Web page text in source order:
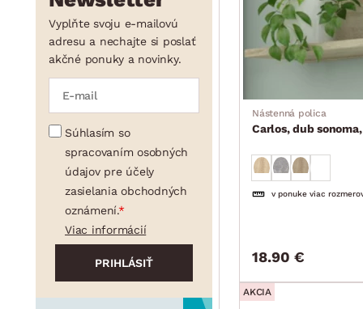
min. cm max.
cm
Vyplňte svoju e-mailovú
adresu a nechajte si poslať
akčné ponuky a novinky.
Súhlasím so
spracovaním osobných
údajov pre účely
zasielania obchodných
oznámení.
Viac informácií
Nástenná polica
Carlos, dub
v ponuke viac
18.90 €
AKCIA